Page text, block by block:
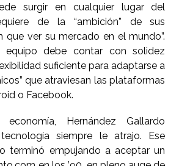
surgir en cualquier lugar del
de la “ambición” de sus
que ver su mercado en el mundo”.
equipo debe contar con solidez
suficiente para adaptarse a
que atraviesan las plataformas
o Facebook.
Hernández Gallardo
siempre le atrajo. Ese
terminó empujando a aceptar un